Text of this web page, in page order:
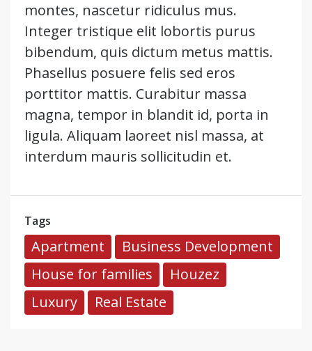
montes, nascetur ridiculus mus.
Integer tristique elit lobortis purus
bibendum, quis dictum metus mattis.
Phasellus posuere felis sed eros
porttitor mattis. Curabitur massa
magna, tempor in blandit id, porta in
ligula. Aliquam laoreet nisl massa, at
interdum mauris sollicitudin et.
Tags
Apartment
Business Development
House for families
Houzez
Luxury
Real Estate